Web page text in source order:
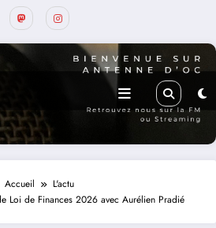
Accueil
L'actu
Loi de Finances 2026 avec Aurélien Pradié